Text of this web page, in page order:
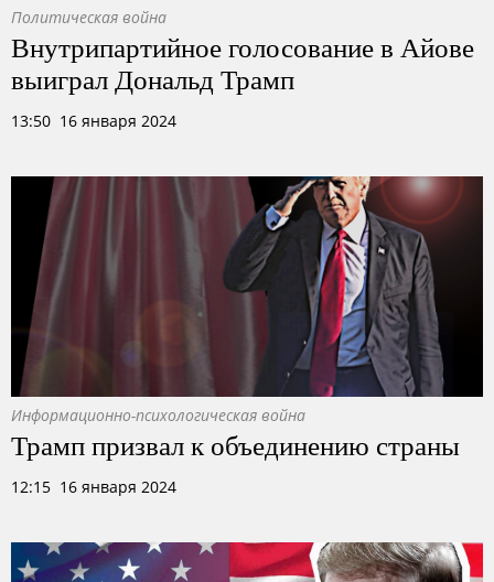
Политическая война
Внутрипартийное голосование в Айове
выиграл Дональд Трамп
13:50 16 января 2024
Информационно-психологическая война
Трамп призвал к объединению страны
12:15 16 января 2024